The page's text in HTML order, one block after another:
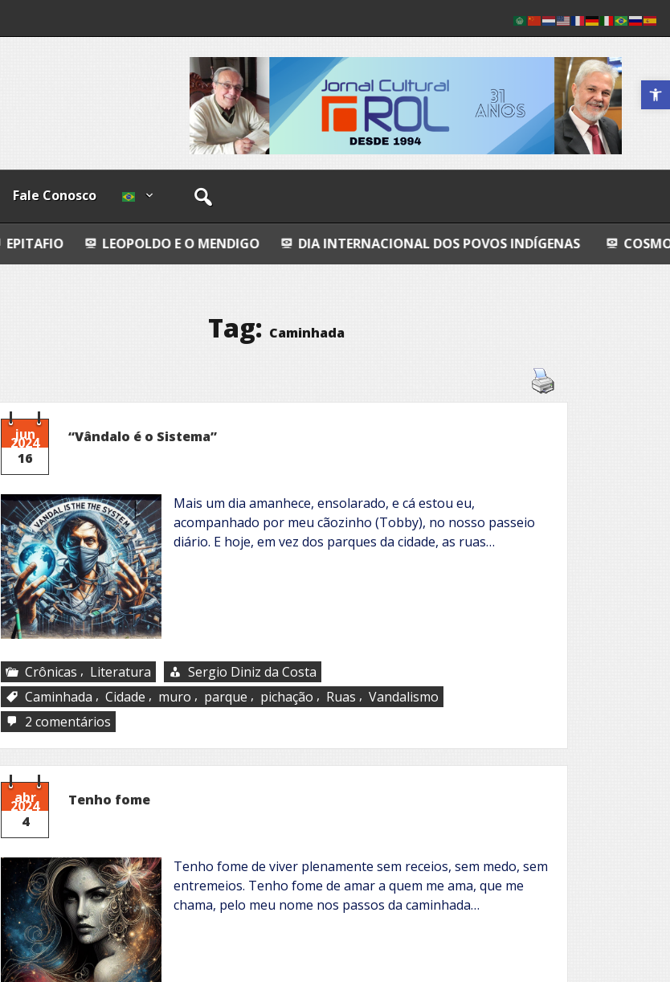
Abrir a
Fale Conosco
LEOPOLDO E O MENDIGO DIA INTERNACIONAL DOS POVOS INDÍGENAS COSMOS
Tag: Caminhada
jun
2024
16
“Vândalo é o Sistema”
Mais um dia amanhece, ensolarado, e cá estou eu,
acompanhado por meu cãozinho (Tobby), no nosso passeio
diário. E hoje, em vez dos parques da cidade, as ruas…
Crônicas , Literatura
Sergio Diniz da Costa
Caminhada , Cidade , muro , parque , pichação , Ruas , Vandalismo
2 comentários
“Vândalo
é
o
abr
2024
4
Tenho fome
Tenho fome de viver plenamente sem receios, sem medo, sem
entremeios. Tenho fome de amar a quem me ama, que me
chama, pelo meu nome nos passos da caminhada…